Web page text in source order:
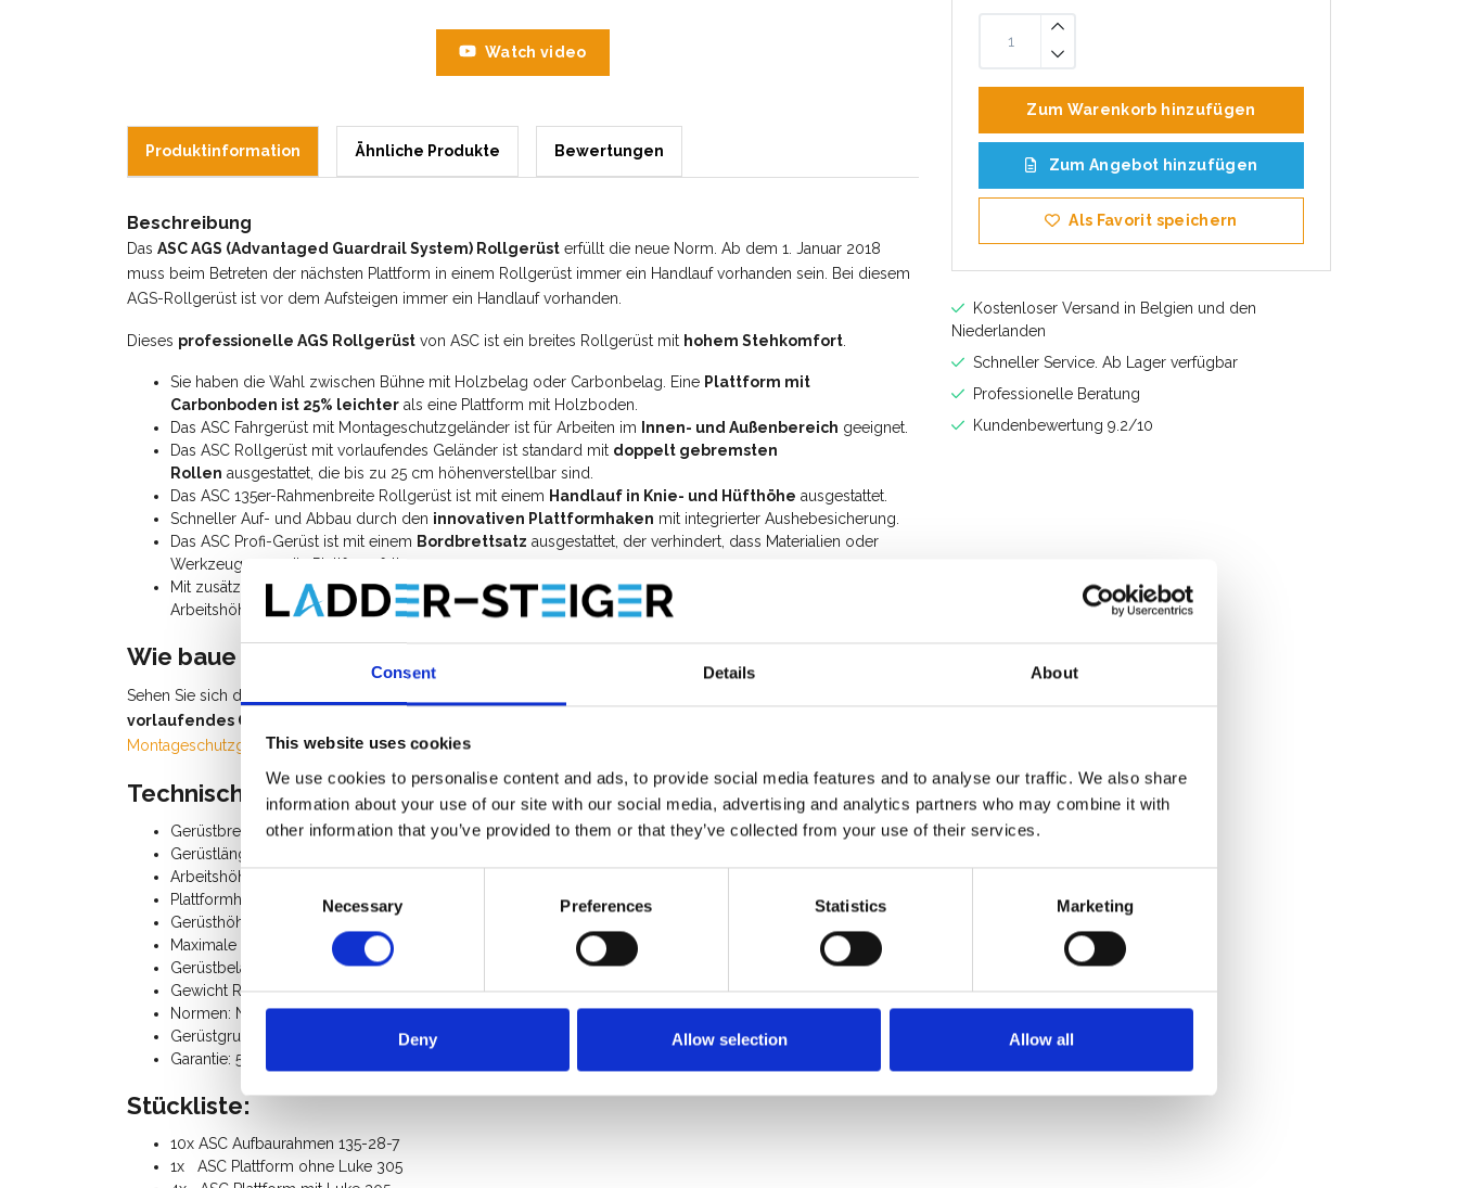
Consent Details About
This website uses cookies
We use cookies to personalise content and ads, to provide social media features and to analyse our traffic. We also share
information about your use of our site with our social media, advertising and analytics partners who may combine it with
other information that you’ve provided to them or that they’ve collected from your use of their services.
Consent
Selection
Necessary Preferences Statistics Marketing
Deny Allow selection Allow all
Zum Warenkorb hinzufügen
Zum Angebot hinzufügen
Als Favorit speichern
Kostenloser Versand in Belgien und den
Niederlanden
Schneller Service. Ab Lager verfügbar
Professionelle Beratung
Kundenbewertung 9.2/10
Watch video
Produktinformation Ähnliche Produkte Bewertungen
Beschreibung
Das ASC AGS (Advantaged Guardrail System) Rollgerüst erfüllt die neue Norm. Ab dem 1. Januar 2018
muss beim Betreten der nächsten Plattform in einem Rollgerüst immer ein Handlauf vorhanden sein. Bei diesem
AGS-Rollgerüst ist vor dem Aufsteigen immer ein Handlauf vorhanden.
Dieses professionelle AGS Rollgerüst von ASC ist ein breites Rollgerüst mit hohem Stehkomfort
Sie haben die Wahl zwischen Bühne mit Holzbelag oder Carbonbelag. Eine Plattform mit
Carbonboden ist 25% leichter als eine Plattform mit Holzboden.
Das ASC Fahrgerüst mit Montageschutzgeländer ist für Arbeiten im
Innen- und Außenbereich geeignet.
Das ASC Rollgerüst mit vorlaufendes Geländer ist standard mit doppelt gebremsten
Rollen ausgestattet, die bis zu 25 cm höhenverstellbar sind.
Das ASC 135er-Rahmenbreite Rollgerüst ist mit einem Handlauf in Knie- und Hüfthöhe ausgestattet.
Schneller Auf- und Abbau durch den innovativen Plattformhaken mit integrierter Aushebesicherung.
Das ASC Profi-Gerüst ist mit einem Bordbrettsatz ausgestattet, der verhindert, dass Materialien oder
Werkzeuge von die Plattform fallen.
Mit zusätzlichen
Gerüstteilenkönnen Sie dieses Rollgerüst mit einer Breite von 135 cm auf eine
Arbeitshöhe von 14 Metern erweitern.
Wie baue ich ein Fahrgerüst mit Montageschutzgeländer auf?
Sehen Sie sich das Anleitungsvideo (watch video) für den Aufbau des
vorlaufendes Geländer
Montageschutzgeländer.
Technische Daten:
Gerüstbreite: 1,35 m
Gerüstlänge: 3,05 m
Arbeitshöhe: 11,20 m
Plattformhöhe: 9,20 m
Gerüsthöhe: 10,20 m
Maximale Plattformbelastung: 250 Kg
Gerüstbelastung gesamt: 750 Kg
Gewicht Rollgerüst: 335 Kg
Normen: N-EN1004-3, EN 1298, TÜV-GS, Profi-Rollgerüst
Gerüstgruppe III (200 Kg/m²)
Garantie: 5 Jahre
Stückliste:
10x ASC Aufbaurahmen 135-28-7
1x ASC Plattform ohne Luke 305